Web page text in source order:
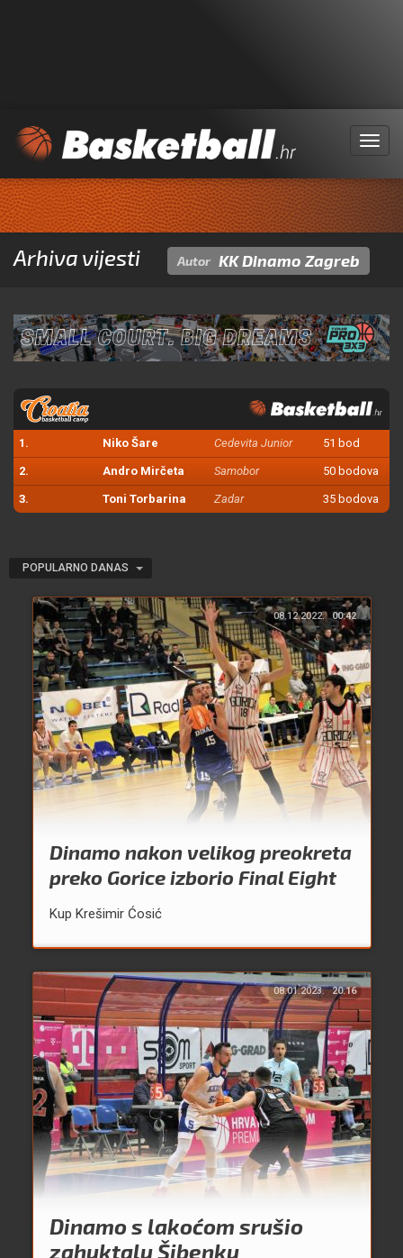
Menu
Arhiva vijesti Autor KK Dinamo Zagreb
1. Niko Šare Cedevita Junior 51 bod
2. Andro Mirčeta Samobor 50 bodova
3. Toni Torbarina Zadar 35 bodova
POPULARNO DANAS
08.12.2022. 00:42
Dinamo nakon velikog preokreta
preko Gorice izborio Final Eight
Kup Krešimir Ćosić
08.01.2023. 20:16
Dinamo s lakoćom srušio
zahuktalu Šibenku